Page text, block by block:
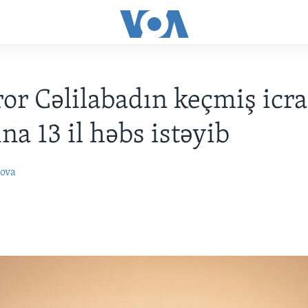
Cəlilabadın keçmiş icra
13 il həbs istəyib